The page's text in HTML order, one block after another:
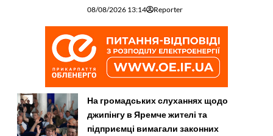
08/08/2026 13:14 Reporter
На громадських слуханнях щодо
джипінгу в Яремче житeлі та
підприємці вимагали законних